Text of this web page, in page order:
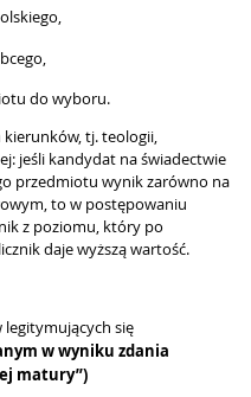
do wyboru.
kierunków, tj.teologii,
jeśli kandydat na świadectwie
przedmiotu wynik zarówno na
to w postępowaniu
z poziomu, który po
daje wyższą wartość.
się
w wyniku zdania
matury”)